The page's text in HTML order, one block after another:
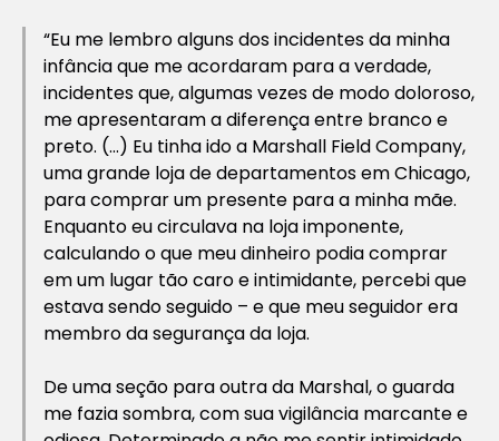
“Eu me lembro alguns dos incidentes da minha
infância que me acordaram para a verdade,
incidentes que, algumas vezes de modo doloroso,
me apresentaram a diferença entre branco e
preto. (…) Eu tinha ido a Marshall Field Company,
uma grande loja de departamentos em Chicago,
para comprar um presente para a minha mãe.
Enquanto eu circulava na loja imponente,
calculando o que meu dinheiro podia comprar
em um lugar tão caro e intimidante, percebi que
estava sendo seguido – e que meu seguidor era
membro da segurança da loja.
De uma seção para outra da Marshal, o guarda
me fazia sombra, com sua vigilância marcante e